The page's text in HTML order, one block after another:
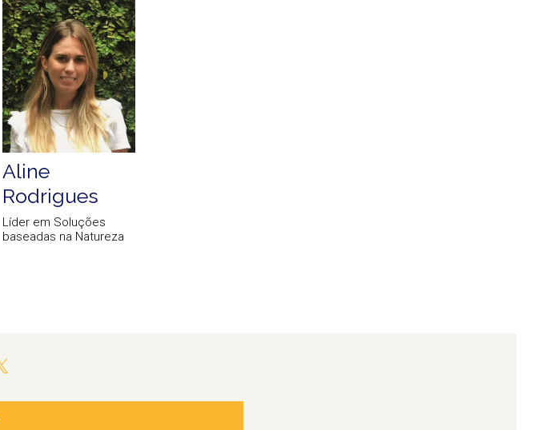
Aline
Rodrigues
Líder em Soluções
baseadas na Natureza